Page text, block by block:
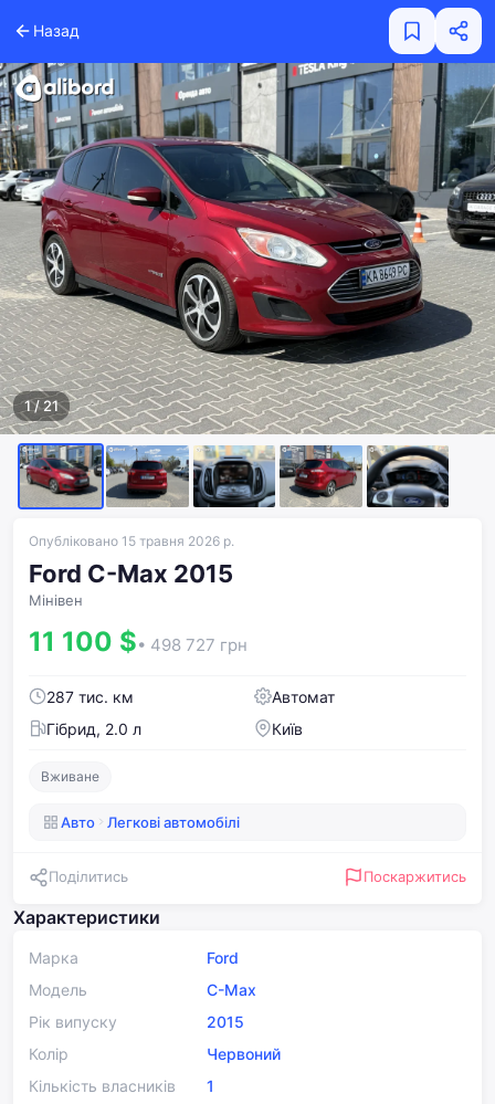
Назад
1/21
Характеристики
Марка
Ford
Модель
C-Max
Рік випуску
2015
Колір
Червоний
Кількість власників
1
Опубліковано 15 травня 2026 р.
Ford C-Max 2015
Мінівен
11 100 $• 498 727 грн
287 тис. км
Автомат
Гібрид, 2.0 л
Київ
Вживане
Авто Легкові автомобілі
Поділитись Поскаржитись